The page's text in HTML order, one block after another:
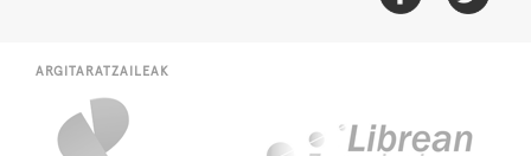
ARGITARATZAILEAK